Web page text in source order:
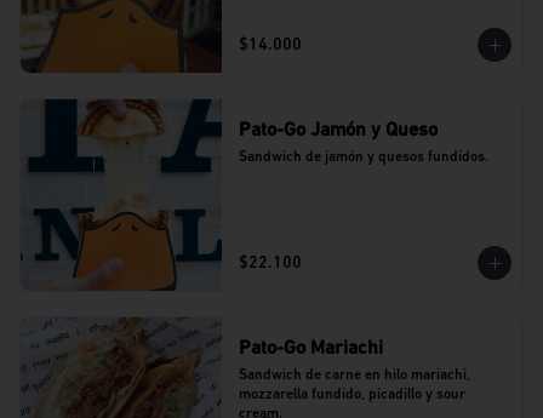
$14.000
Pato-Go Jamón y Queso
Sandwich de jamón y quesos fundidos.
$22.100
Pato-Go Mariachi
Sandwich de carne en hilo mariachi,
mozzarella fundido, picadillo y sour
cream.